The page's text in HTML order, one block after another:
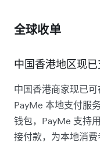
全球收单
中国香港地区现
中国香港商家现已
PayMe 本地支付服
钱包，PayMe 支持
接付款，为本地消